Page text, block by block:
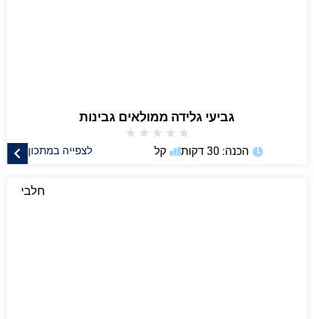
גביעי גלידה ממולאים גבינות
★
★
★
★
★
לצפייה במתכון הכנה: 30 דקות קל
חלבי